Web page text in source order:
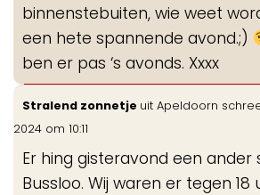
binnenstebuiten, wie weet
een hete spannende avond.;)
ben er pas ‘s avonds. Xxxx
Stralend zonnetje uit Apeldoorn
2024 om 10:11
Er hing gisteravond een ander
Bussloo. Wij waren er tegen 18